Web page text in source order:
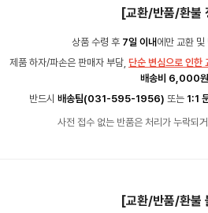
[교환/반품/환불
상품 수령 후 7일 이내 에만 교환
제품 하자/파손은 판매자 부담, 단순 변심으로 인한
배송비 6,000
반드시 배송팀(031-595-1956) 또는 1:1
사전 접수 없는 반품은 처리가 누락되
[교환/반품/환불